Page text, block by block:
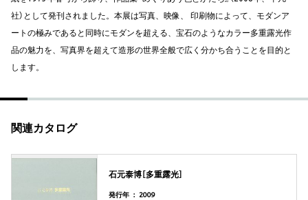
社）として発刊されました。本展は写真、映像、 印刷物によって、モダンア
ートの極みであると同時にモダンを超える、宝石のようなカラー多重露光作
品の魅力を、写真界を超えて造形の世界全般で広く分かち合うことを目的と
します。
関連カタログ
石元泰博［多重露光］
発行年 ： 2009